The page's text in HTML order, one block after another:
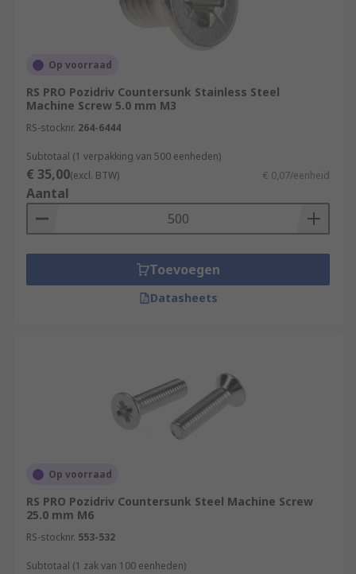
Op voorraad
RS PRO Pozidriv Countersunk Stainless Steel
Machine Screw 5.0 mm M3
RS-stocknr. 264-6444
Subtotaal (1 verpakking van 500 eenheden)
€ 35,00(excl. BTW) € 0,07/eenheid
Aantal
Toevoegen
Datasheets
Op voorraad
RS PRO Pozidriv Countersunk Steel Machine Screw
25.0 mm M6
RS-stocknr. 553-532
Subtotaal (1 zak van 100 eenheden)